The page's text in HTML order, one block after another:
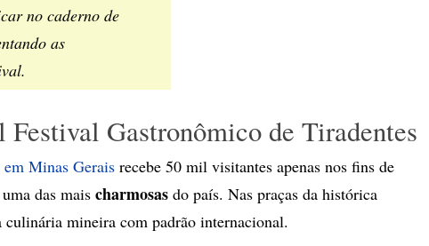
para
aumentar
no caderno de
as
Gastronômico de Tiradentes
Minas Gerais recebe 50 mil visitantes apenas nos fins de
das mais charmosas do país. Nas praças da histórica
mineira com padrão internacional.